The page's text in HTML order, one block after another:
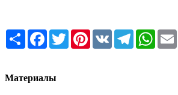
Share Facebook
TwitterPinterest
VK Telegram
Материалы